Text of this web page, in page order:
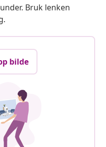
Bruk lenken
bilde